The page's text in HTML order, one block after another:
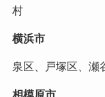
村
横浜市
泉区、戸塚区、瀬
相模原市